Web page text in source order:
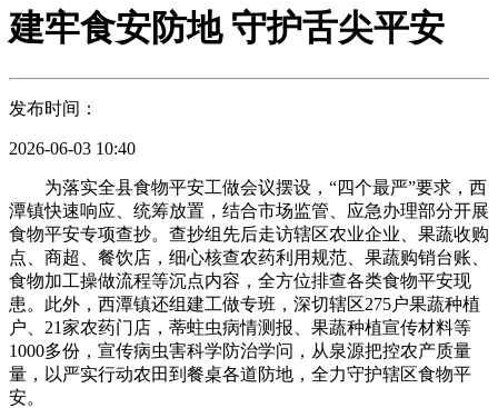
建牢食安防地 守护舌尖平安
发布时间：
2026-06-03 10:40
为落实全县食物平安工做会议摆设，“四个最严”要求，西
潭镇快速响应、统筹放置，结合市场监管、应急办理部分开展
食物平安专项查抄。查抄组先后走访辖区农业企业、果蔬收购
点、商超、餐饮店，细心核查农药利用规范、果蔬购销台账、
食物加工操做流程等沉点内容，全方位排查各类食物平安现
患。此外，西潭镇还组建工做专班，深切辖区275户果蔬种植
户、21家农药门店，蒂蛀虫病情测报、果蔬种植宣传材料等
1000多份，宣传病虫害科学防治学问，从泉源把控农产质量
量，以严实行动农田到餐桌各道防地，全力守护辖区食物平
安。